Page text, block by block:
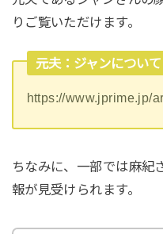
りご覧いただけます。
元夫：ジャンについて
https://www.jprime.jp/
ちなみに、一部では麻紀
報が見受けられます。